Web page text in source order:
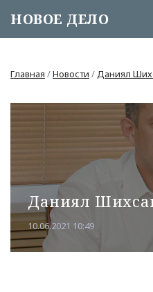
НОВОЕ ДЕЛО
Главная /Новости /Даниял
Даниял
10.06.2021 10:49